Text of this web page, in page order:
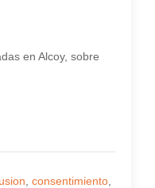
en Alcoy, sobre
consentimiento